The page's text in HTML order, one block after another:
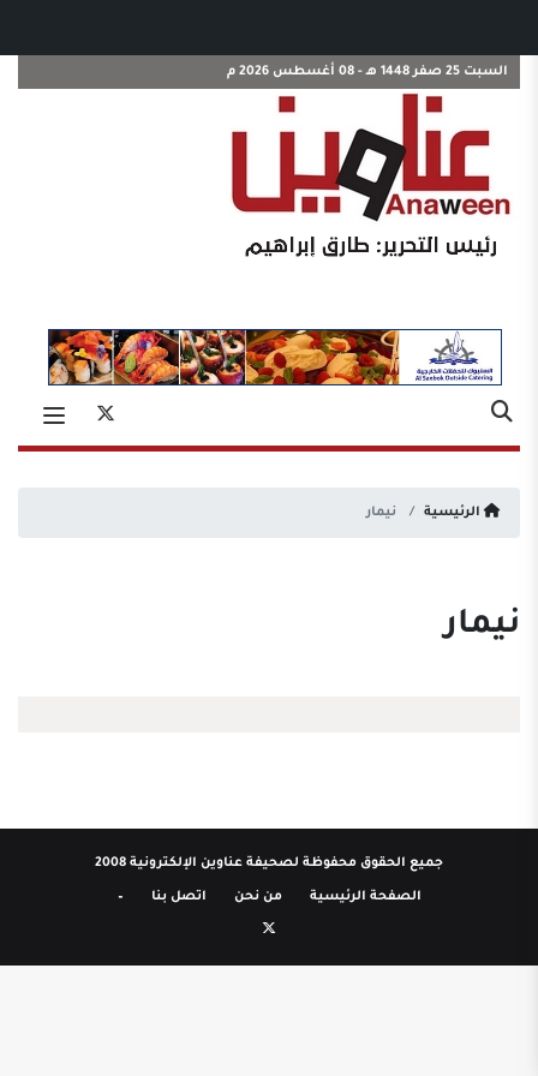
السبت 25 صفر 1448 هـ - 08 أغسطس 2026 م
الرئيسية نيمار
نيمار
جميع الحقوق محفوظة لصحيفة عناوين الإلكترونية 2008
الصفحة الرئيسية من نحن اتصل بنا –